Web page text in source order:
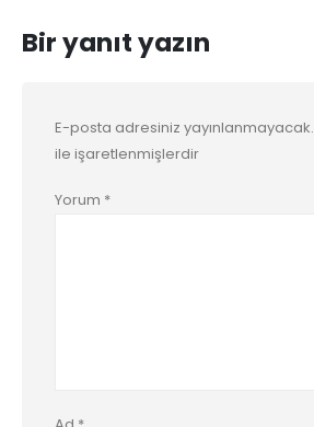
Bir yanıt yazın
E-posta adresiniz yayınlanmayacak.
ile işaretlenmişlerdir
Yorum *